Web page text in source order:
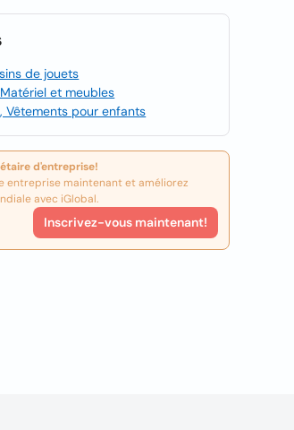
de jouets
et meubles
Vêtements pour enfants
d'entreprise!
entreprise maintenant et améliorez
avec iGlobal.
Inscrivez-vous maintenant!